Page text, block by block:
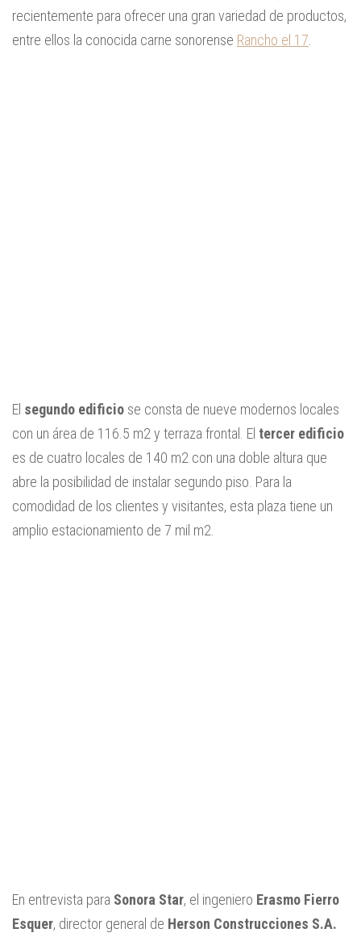
recientemente para ofrecer una gran variedad de productos,
entre ellos la conocida carne sonorense Rancho el 17.
El segundo edificio se consta de nueve modernos locales
con un área de 116.5 m2 y terraza frontal. El tercer edificio
es de cuatro locales de 140 m2 con una doble altura que
abre la posibilidad de instalar segundo piso. Para la
comodidad de los clientes y visitantes, esta plaza tiene un
amplio estacionamiento de 7 mil m2.
En entrevista para Sonora Star, el ingeniero Erasmo Fierro
Esquer, director general de Herson Construcciones S.A.